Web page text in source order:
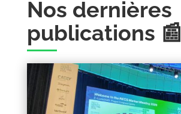
Nos dernières
publications 📰